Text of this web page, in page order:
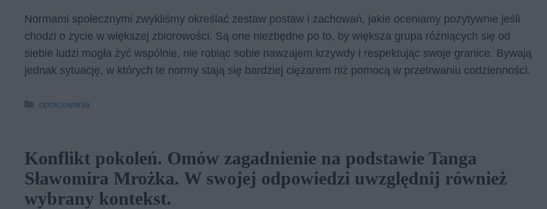
Normami społecznymi zwykliśmy określać zestaw postaw i zachowań, jakie oceniamy pozytywnie jeśli
chodzi o życie w większej zbiorowości. Są one niezbędne po to, by większa grupa różniących się od
siebie ludzi mogła żyć wspólnie, nie robiąc sobie nawzajem krzywdy i respektując swoje granice. Bywają
jednak sytuację, w których te normy stają się bardziej ciężarem niż pomocą w przetrwaniu codzienności.
Kategorie
opracowania
Konflikt pokoleń. Omów zagadnienie na podstawie Tanga
Sławomira Mrożka. W swojej odpowiedzi uwzględnij również
wybrany kontekst.